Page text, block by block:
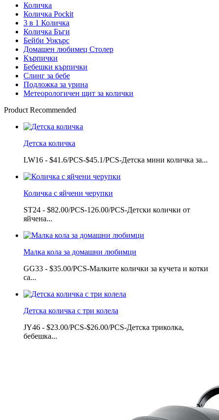
Количка
Количка Pockit
3 в 1 Количка
Количка Бъги
Бейби Уокърс
Домашен любимец Столер
Кърпички
Бебешки кърпички
Слинг за бебе
Подложка за урина
Метеорологичен щит за колички
Product Recommended
Детска количка
LW16 - $41.6/PCS-$45.1/PCS-Детска мини количка за...
Количка с яйчени черупки
ST24 - $82.00/PCS-126.00/PCS-Детски колички от
яйчена...
Малка кола за домашни любимци
GG33 - $35.00/PCS-Малките колички за кучета и котки
са...
Детска количка с три колела
JY46 - $23.00/PCS-$26.00/PCS-Детска триколка,
бебешка...